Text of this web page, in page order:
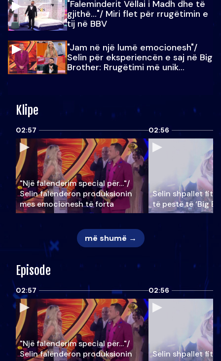
"Faleminderit Vëllai i Madh dhe të
gjithë…"/ Miri flet për rrugëtimin e
tij në BBV
"Jam në një lumë emocionesh"/
Selin për eksperiencën e saj në Big
Brother: Rrugëtimi më unik…
Klipe
02:57
"Një falenderim special për…"/
Selin falënderon produksionin
mes emocionesh të forta
02:56
Selin shpallet
të pestë të ‘Big
më shumë →
Episode
02:57
"Një falenderim special për…"/
Selin falënderon produksionin
02:56
Selin shpallet